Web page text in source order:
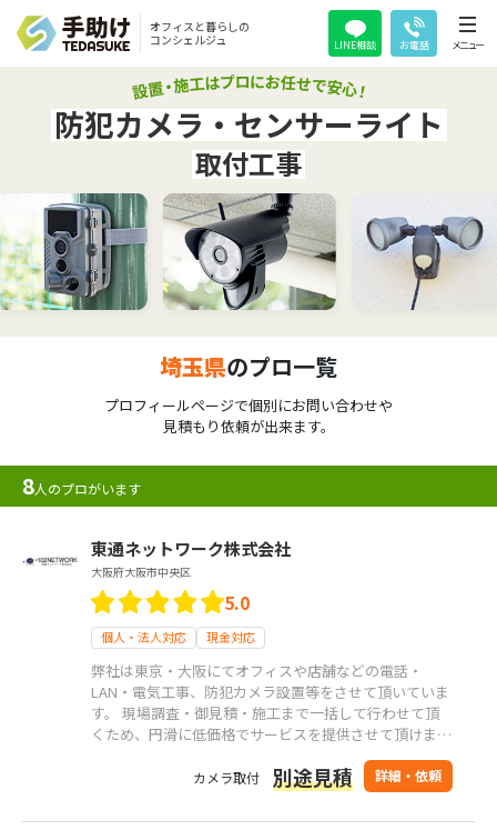
オフィスと暮らしの
コンシェルジュ
LINE相談 お電話 メニュー
防犯カメラ・センサーライト
取付工事
埼玉県のプロ一覧
プロフィールページで個別にお問い合わせや
見積もり依頼が出来ます。
8人のプロがいます
東通ネットワーク株式会社
大阪府大阪市中央区
5.0
個人・法人対応 現金対応
弊社は東京・大阪にてオフィスや店舗などの電話・
LAN・電気工事、防犯カメラ設置等をさせて頂いていま
す。 現場調査・御見積・施工まで一括して行わせて頂
くため、円滑に低価格でサービスを提供させて頂けま
す。 また、「官公庁」「事務オフィス」「店舗」など
の幅広い施工実績があります。 自社で職人を抱えてい
るので施工は弊社の職人が対応いたします。 ご相談・
お見積りございましたらお気軽にお申し付けください！
カメラ取付 別途見積 詳細・依頼